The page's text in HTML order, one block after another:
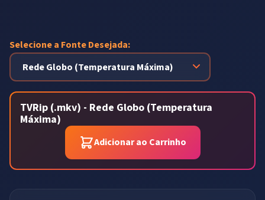
Selecione a Fonte Desejada:
TVRip (.mkv) - Rede Globo (Temperatura
Máxima)
Adicionar ao Carrinho